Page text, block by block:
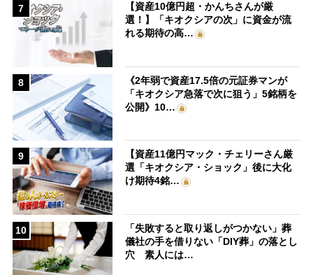
7
【資産10億円超・かんちさんが厳
選！】「キオクシアの次」に資金が流
れる期待の高…
8
《2年弱で資産17.5倍の元証券マンが
「キオクシア急落で次に狙う」5銘柄を
公開》10…
9
【資産11億円マック・チェリーさん厳
選「キオクシア・ショック」後に大化
け期待4銘…
10
「失敗すると取り返しがつかない」葬
儀社の手を借りない「DIY葬」の落とし
穴 素人には…